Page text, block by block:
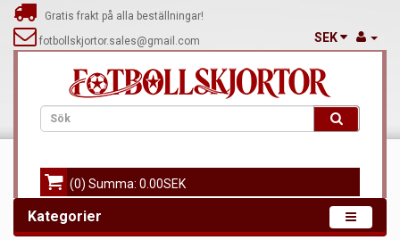
Gratis frakt på alla beställningar!
fotbollskjortor.sales@gmail.com
SEK
(0) Summa: 0.00SEK
Kategorier